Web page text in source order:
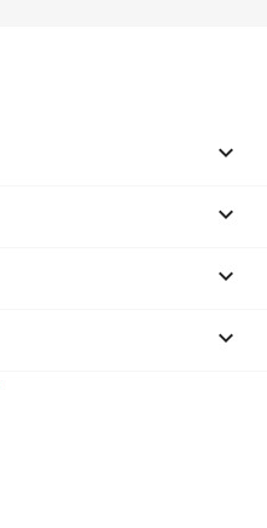



keyboard_arrow_down